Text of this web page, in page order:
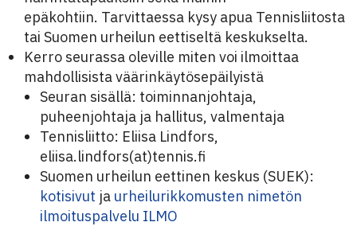
epäkohtiin. Tarvittaessa kysy apua Tennisliitosta
tai Suomen urheilun eettiseltä keskukselta.
Kerro seurassa oleville miten voi ilmoittaa
mahdollisista väärinkäytösepäilyistä
Seuran sisällä: toiminnanjohtaja,
puheenjohtaja ja hallitus, valmentaja
Tennisliitto: Eliisa Lindfors,
eliisa.lindfors(at)tennis.fi
Suomen urheilun eettinen keskus (SUEK):
kotisivut ja urheilurikkomusten nimetön
ilmoituspalvelu ILMO